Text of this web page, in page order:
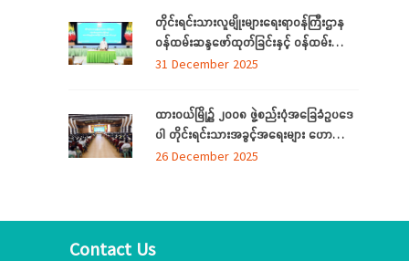
ရေးရာဝန်ကြီးဌာနရှိ တိုင်းရင်းသား ရိုးရာ
ယဉ်ကျေးမှုပြခန်းသို့ လာရောက်လေ့လာ
တိုင်းရင်းသားလူမျိုးများရေးရာဝန်ကြီးဌာန
ဝန်ထမ်းဆန္ဒဖော်ထုတ်ခြင်းနှင့် ဝန်ထမ်း
သက်သာချောင်ချိရေးအတွက် ထောက်ပံ့
အခမ်းအနား(၆/၂၀၂၅)ကျင်းပ
31 December 2025
ထားဝယ်မြို့၌ ၂၀၀၈ ဖွဲ့စည်းပုံအခြေခံဥပဒေ
ပါ တိုင်းရင်းသားအခွင့်အရေးများ ဟောပြော
ဆွေးနွေးပွဲကျင်းပ
26 December 2025
Contact Us